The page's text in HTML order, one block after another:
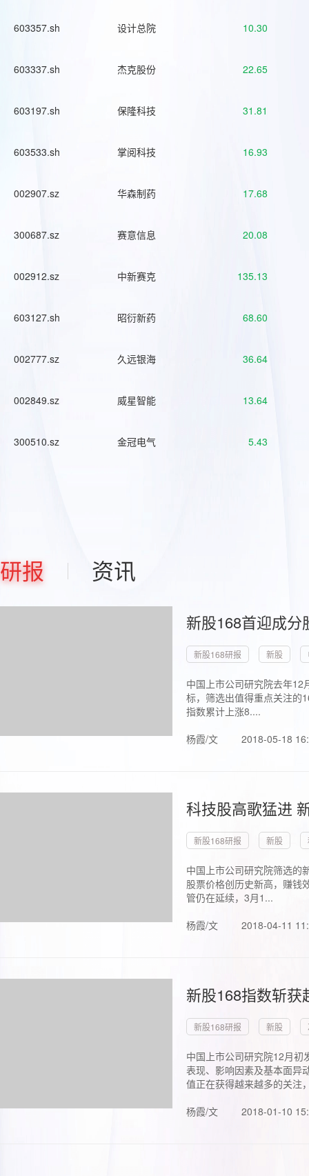
603357.sh 设计总院 10.30
603337.sh 杰克股份 22.65
603197.sh 保隆科技 31.81
603533.sh 掌阅科技 16.93
002907.sz 华森制药 17.68
300687.sz 赛意信息 20.08
002912.sz 中新赛克 135.13
603127.sh 昭衍新药 68.60
002777.sz 久远银海 36.64
002849.sz 威星智能 13.64
300510.sz 金冠电气 5.43
研报 资讯
新股168首迎成
新股168研报 新股
中国上市公司研究院去年
标，筛选出值得重点关注的
指数累计上涨8....
杨霞/文
2018-05-18
科技股高歌猛进
新股168研报 新股
中国上市公司研究院筛选的
股票价格创历史新高，赚钱
管仍在延续，3月1...
杨霞/文
2018-04-11
新股168指数斩
新股168研报 新股
中国上市公司研究院12月初
表现、影响因素及基本面异
值正在获得越来越多的关注
杨霞/文
2018-01-10